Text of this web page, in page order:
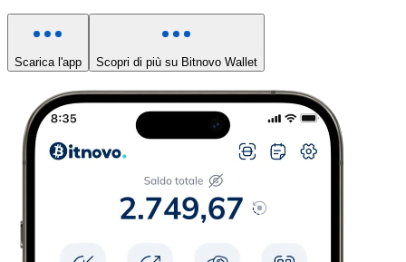
Scarica l'app Scopri di più su Bitnovo Wallet